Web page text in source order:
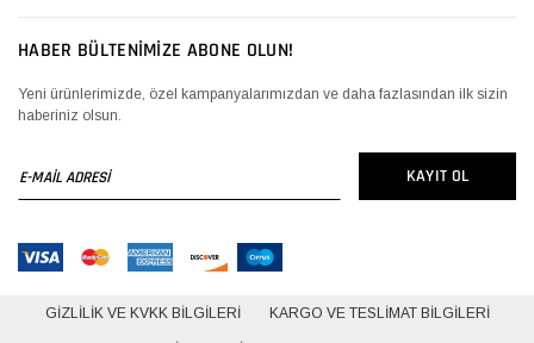
HABER BÜLTENİMİZE ABONE OLUN!
Yeni ürünlerimizde, özel kampanyalarımızdan ve daha fazlasından ilk sizin
haberiniz olsun.
MAİL
KAYIT OL
GIZLILIK VE KVKK BILGILERI KARGO VE TESLIMAT BILGILERI